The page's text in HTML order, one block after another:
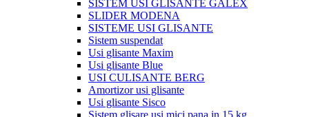
SISTEM USI GLISANTE GALEX
SLIDER MODENA
SISTEME USI GLISANTE
Sistem suspendat
Usi glisante Maxim
Usi glisante Blue
USI CULISANTE BERG
Amortizor usi glisante
Usi glisante Sisco
Sistem glisare usi mici pana in 15 kg